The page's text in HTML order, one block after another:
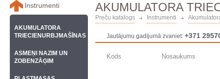
AKUMULATORA
Preču katalogs Instrumenti
Jautājumu gadījumā zvaniet: +371
Kods Nosaukums
Instrumenti
AKUMULATORA
TRIECIENURBJMAŠĪNAS
ASMEŅI NAZIM UN
ZOBENZĀĢIM